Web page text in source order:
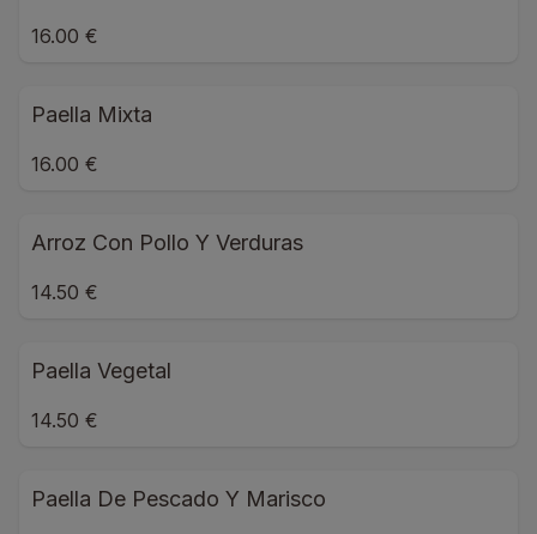
16.00 €
Paella Mixta
16.00 €
Arroz Con Pollo Y Verduras
14.50 €
Paella Vegetal
14.50 €
Paella De Pescado Y Marisco